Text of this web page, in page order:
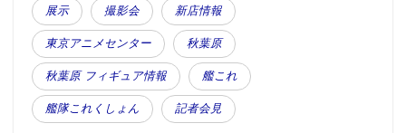
展示 撮影会 新店情報
東京アニメセンター 秋葉原
秋葉原 フィギュア情報 艦これ
艦隊これくしょん 記者会見